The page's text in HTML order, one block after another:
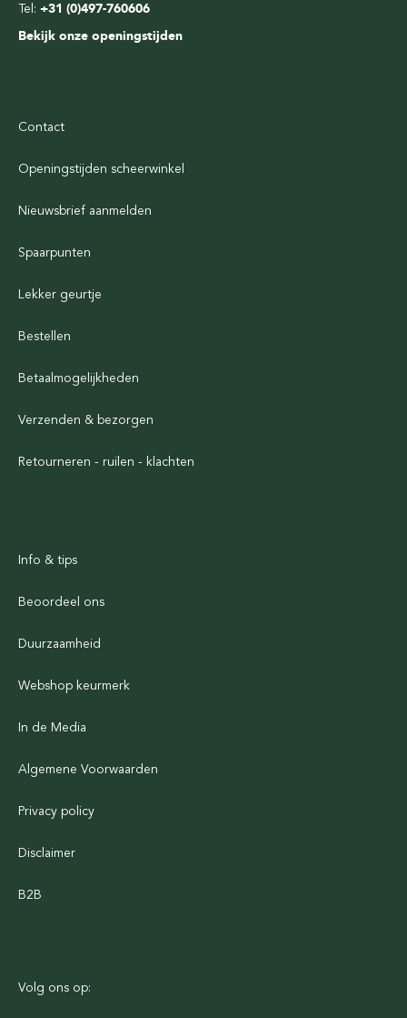
Tel: +31 (0)497-760606
Bekijk onze openingstijden
Contact
Openingstijden scheerwinkel
Nieuwsbrief aanmelden
Spaarpunten
Lekker geurtje
Bestellen
Betaalmogelijkheden
Verzenden & bezorgen
Retourneren - ruilen - klachten
Info & tips
Beoordeel ons
Duurzaamheid
Webshop keurmerk
In de Media
Algemene Voorwaarden
Privacy policy
Disclaimer
B2B
Volg ons op: